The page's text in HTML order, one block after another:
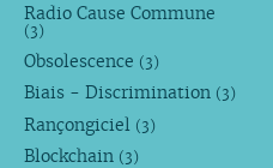
Radio Cause Commune
(3)
Obsolescence (3)
Biais - Discrimination (3)
Rançongiciel (3)
Blockchain (3)